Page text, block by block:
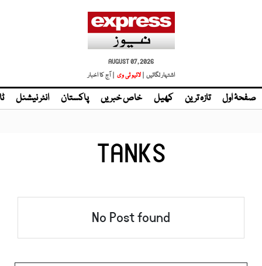
AUGUST 07, 2026
اشتہار لگائیں | لائیو ٹی وی | آج کا اخبار
صفحۂ اول تازہ ترین کھیل خاص خبریں پاکستان انٹر نیشنل
TANKS
No Post found